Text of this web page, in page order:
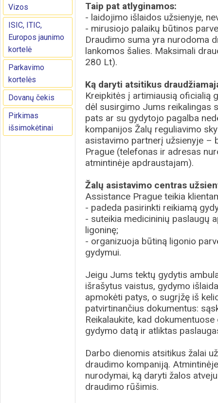
Vizos
ISIC, ITIC,
Europos jaunimo
kortelė
Parkavimo
kortelės
Dovanų čekis
Pirkimas
išsimokėtinai
Taip pat atlyginamos:
- laidojimo išlaidos užsienyje,
- mirusiojo palaikų būtinos
Draudimo suma yra nurodoma
lankomos šalies. Maksimali
280 Lt).
Ką daryti atsitikus
Kreipkitės į artimiausią oficialią
dėl susirgimo Jums reikalingas
pats ar su gydytojo pagalba
kompanijos Žalų reguliavimo
asistavimo partnerį užsienyje –
Prague (telefonas ir adresas
atmintinėje apdraustajam).
Žalų asistavimo centras
Assistance Prague teikia
- padeda pasirinkti reikiamą
- suteikia medicininių paslaugų
ligoninę;
- organizuoja būtiną ligonio
gydymui.
Jeigu Jums tektų gydytis
išrašytus vaistus, gydymo
apmokėti patys, o sugrįžę iš
patvirtinančius dokumentus:
Reikalaukite, kad
gydymo datą ir atliktas
Darbo dienomis atsitikus žalai
draudimo kompaniją.
nurodymai, ką daryti žalos
draudimo rūšimis.